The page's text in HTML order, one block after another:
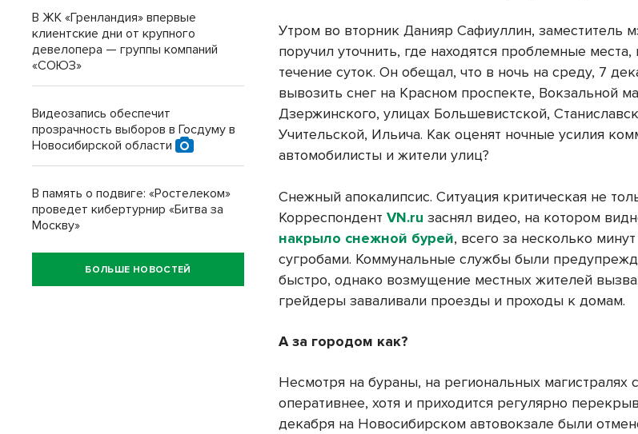
Утром во вторник Данияр Сафиуллин, заместитель
поручил уточнить, где находятся проблемные места,
течение суток. Он обещал, что в ночь на среду, 7
вывозить снег на Красном проспекте, Вокзальной
Дзержинского, улицах Большевистской,
Учительской, Ильича. Как оценят ночные усилия
автомобилисты и жители улиц?
Снежный апокалипсис. Ситуация критическая не
КорреспондентVN.ru заснял видео, на котором
накрыло снежной бурей, всего за несколько
сугробами. Коммунальные службы были
быстро, однако возмущение местных жителей
грейдеры заваливали проезды и проходы к домам.
А за городом как?
Несмотря на бураны, на региональных магистралях
оперативнее, хотя и приходится регулярно
декабря на Новосибирском автовокзале были
В ЖК «Гренландия» впервые
клиентские дни от крупного
девелопера — группы компаний
«СОЮЗ»
Видеозапись обеспечит
прозрачность выборов в Госдуму в
Новосибирской области
В память о подвиге: «Ростелеком»
проведет кибертурнир «Битва за
Москву»
БОЛЬШЕ НОВОСТЕЙ